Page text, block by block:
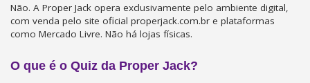
Não. A Proper Jack opera exclusivamente pelo ambiente digital,
com venda pelo site oficial properjack.com.br e plataformas
como Mercado Livre. Não há lojas físicas.
O que é o Quiz da Proper Jack?